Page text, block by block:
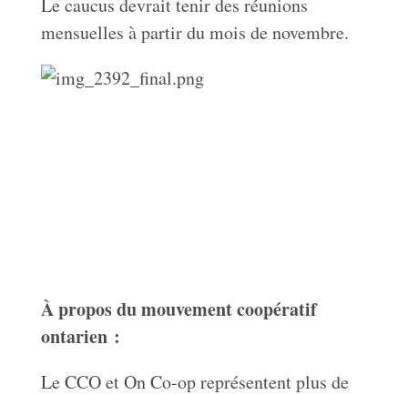
Le caucus devrait tenir des réunions
mensuelles à partir du mois de novembre.
À propos du mouvement coopératif
ontarien :
Le CCO et On Co-op représentent plus de